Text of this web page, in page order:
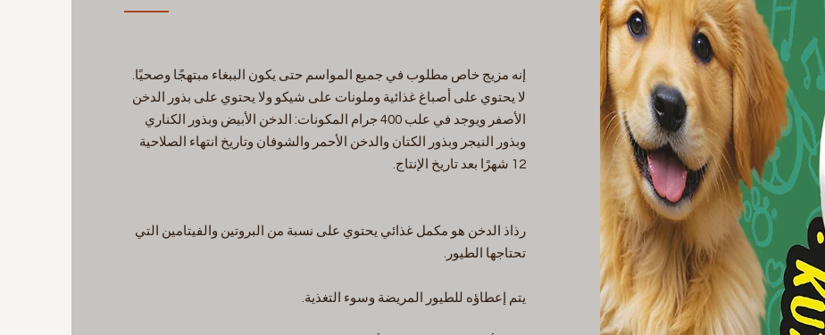
إنه مزيج خاص مطلوب في جميع المواسم حتى يكون الببغاء مبتهجًا وصحيًا.
لا يحتوي على أصباغ غذائية وملونات على شيكو ولا يحتوي على بذور الدخن
الأصفر ويوجد في علب 400 جرام المكونات: الدخن الأبيض وبذور الكناري
وبذور النيجر وبذور الكتان والدخن الأحمر والشوفان وتاريخ انتهاء الصلاحية
12 شهرًا بعد تاريخ الإنتاج.
رذاذ الدخن هو مكمل غذائي يحتوي على نسبة من البروتين والفيتامين التي
تحتاجها الطيور.
يتم إعطاؤه للطيور المريضة وسوء التغذية.